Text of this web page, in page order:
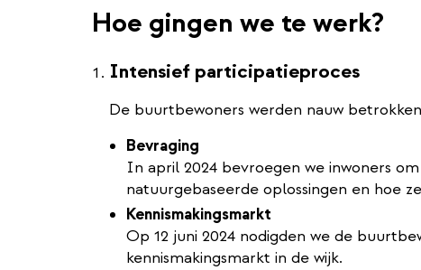
Hoe gingen we te werk?
Intensief participatieproces
De buurtbewoners werden nauw
Bevraging
In april 2024 bevroegen we inwoners
natuurgebaseerde oplossingen en hoe
Kennismakingsmarkt
Op 12 juni 2024 nodigden we de
kennismakingsmarkt in de wijk.